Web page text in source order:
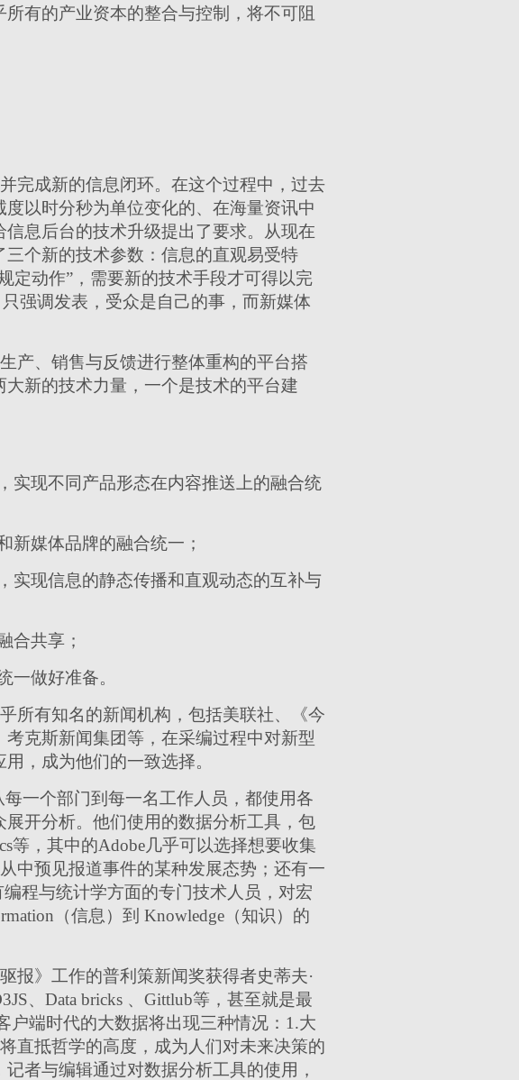
有的产业资本的整合与控制，将不可阻
完成新的信息闭环。在这个过程中，过去
以时分秒为单位变化的、在海量资讯中
息后台的技术升级提出了要求。从现在
个新的技术参数：信息的直观易受特
定动作”，需要新的技术手段才可得以完
强调发表，受众是自己的事，而新媒体
产、销售与反馈进行整体重构的平台搭
新的技术力量，一个是技术的平台建
实现不同产品形态在内容推送上的融合统
新媒体品牌的融合统一；
实现信息的静态传播和直观动态的互补与
合共享；
一做好准备。
所有知名的新闻机构，包括美联社、《今
克斯新闻集团等，在采编过程中对新型
，成为他们的一致选择。
一个部门到每一名工作人员，都使用各
开分析。他们使用的数据分析工具，包
等，其中的Adobe几乎可以选择想要收集
中预见报道事件的某种发展态势；还有一
程与统计学方面的专门技术人员，对宏
（信息）到 Knowledge（知识）的
报》工作的普利策新闻奖获得者史蒂夫·
、Data bricks 、Gittlub等，甚至就是最
户端时代的大数据将出现三种情况：1.大
直抵哲学的高度，成为人们对未来决策的
者与编辑通过对数据分析工具的使用，